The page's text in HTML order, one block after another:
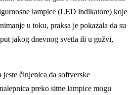
lampice (LED indikatore) koje
u toku, praksa je pokazala da su
jakog dnevnog svetla ili u gužvi,
činjenica da softverske
preko sitne lampice mogu